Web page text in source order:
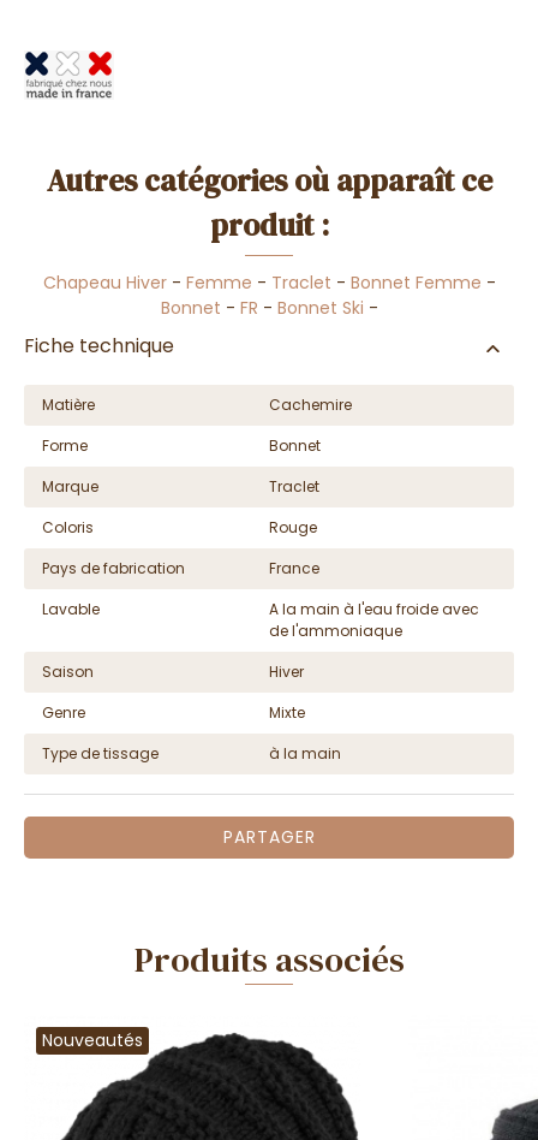
Autres catégories où apparaît ce
produit :
Chapeau Hiver- Femme - Traclet - Bonnet Femme -
Bonnet - FR - Bonnet Ski -
Fiche technique
Matière
Cachemire
Forme
Bonnet
Marque
Traclet
Coloris
Rouge
Pays de fabrication
France
Lavable
A la main à l'eau froide avec
de l'ammoniaque
Saison
Hiver
Genre
Mixte
Type de tissage
à la main
PARTAGER
Produits associés
Nouveautés